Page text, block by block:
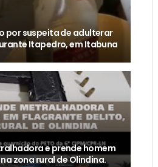
por suspeita de adulterar
Itapedro, em Itabuna
e prende homem
zona rural de Olindina.